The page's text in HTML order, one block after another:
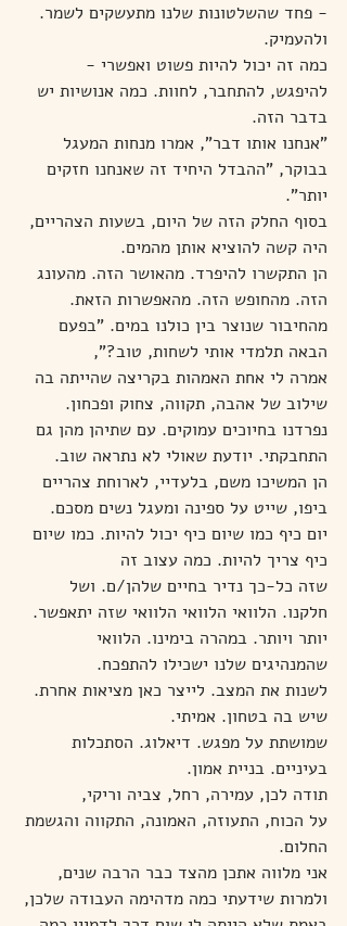
- פחד שהשלטונות שלנו מתעשקים לשמר.
ולהעמיק.
כמה זה יכול להיות פשוט ואפשרי -
להיפגש, להתחבר, לחוות. כמה אנושיות יש
בדבר הזה.
"אנחנו אותו דבר", אמרו מנחות המעגל
בבוקר, "ההבדל היחיד זה שאנחנו חזקים
יותר".
בסוף החלק הזה של היום, בשעות הצהריים,
היה קשה להוציא אותן מהמים.
הן התקשרו להיפרד. מהאושר הזה. מהעונג
הזה. מהחופש הזה. מהאפשרות הזאת.
מהחיבור שנוצר בין כולנו במים. "בפעם
הבאה תלמדי אותי לשחות, טוב?",
אמרה לי אחת האמהות בקריצה שהייתה בה
שילוב של אהבה, תקווה, צחוק ופכחון.
נפרדנו בחיוכים עמוקים. עם שתיהן מהן גם
התחבקתי. יודעת שאולי לא נתראה שוב.
הן המשיכו משם, בלעדיי, לארוחת צהריים
ביפו, שייט על ספינה ומעגל נשים מסכם.
יום כיף כמו שיום כיף יכול להיות. כמו שיום
כיף צריך להיות. כמה עצוב זה
שזה כל-כך נדיר בחיים שלהן/ם. ושל
חלקנו. הלוואי הלוואי הלוואי שזה יתאפשר.
יותר ויותר. במהרה בימינו. הלוואי
שהמנהיגים שלנו ישכילו להתפכח.
לשנות את המצב. לייצר כאן מציאות אחרת.
שיש בה בטחון. אמיתי.
שמושתת על מפגש. דיאלוג. הסתכלות
בעיניים. בניית אמון.
תודה לכן, עמירה, רחל, צביה וריקי,
על הכוח, התעוזה, האמונה, התקווה והגשמת
החלום.
אני מלווה אתכן מהצד כבר הרבה שנים,
ולמרות שידעתי כמה מדהימה העבודה שלכן,